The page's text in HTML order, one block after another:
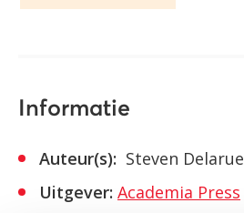
Informatie
Auteur(s): Steven Delarue
Uitgever: Academia Press